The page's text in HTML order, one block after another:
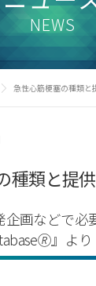
NEWS
急性心筋梗塞の種類と
種類と提
企画などで必
』より